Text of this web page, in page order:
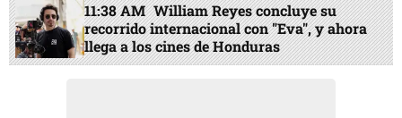
11:38 AM William Reyes concluye su
recorrido internacional con "Eva", y ahora
llega a los cines de Honduras